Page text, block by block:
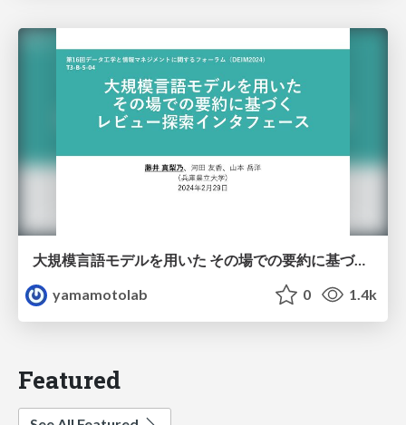
大規模言語モデルを用いた その場での要約に基づく レビュー探索インタフェース
yamamotolab
0 1.4k
Featured